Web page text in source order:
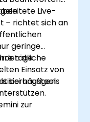
Live-
– richtet sich an
geringe
tägliche
Einsatz von
die
bei häufigen
zur